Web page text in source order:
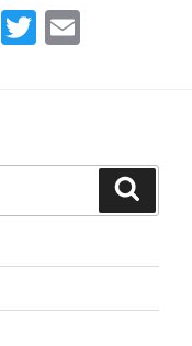
S
ky
T
wi